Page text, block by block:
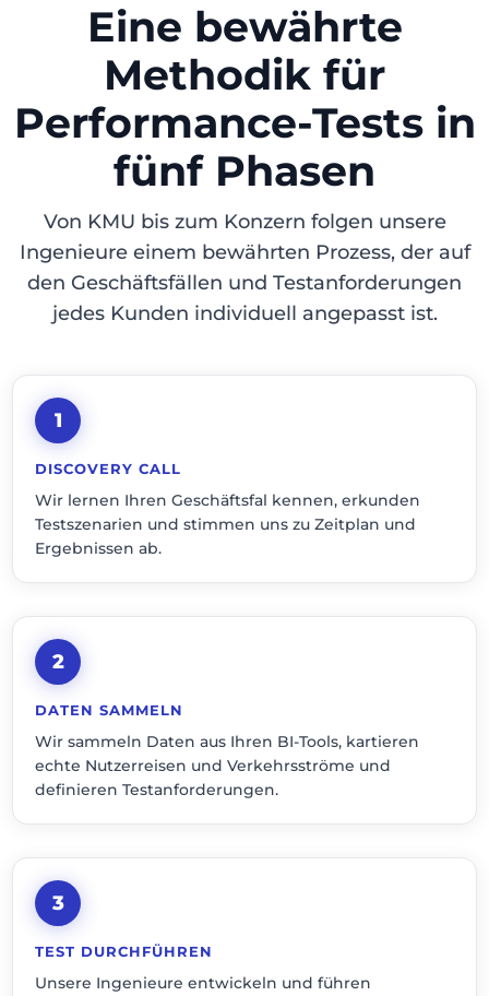
Eine bewährte
Methodik für
Performance-Tests in
fünf Phasen
Von KMU bis zum Konzern folgen unsere
Ingenieure einem bewährten Prozess, der auf
den Geschäftsfällen und Testanforderungen
jedes Kunden individuell angepasst ist.
1
DISCOVERY CALL
Wir lernen Ihren Geschäftsfal kennen, erkunden
Testszenarien und stimmen uns zu Zeitplan und
Ergebnissen ab.
2
DATEN SAMMELN
Wir sammeln Daten aus Ihren BI-Tools, kartieren
echte Nutzerreisen und Verkehrsströme und
definieren Testanforderungen.
3
TEST DURCHFÜHREN
Unsere Ingenieure entwickeln und führen